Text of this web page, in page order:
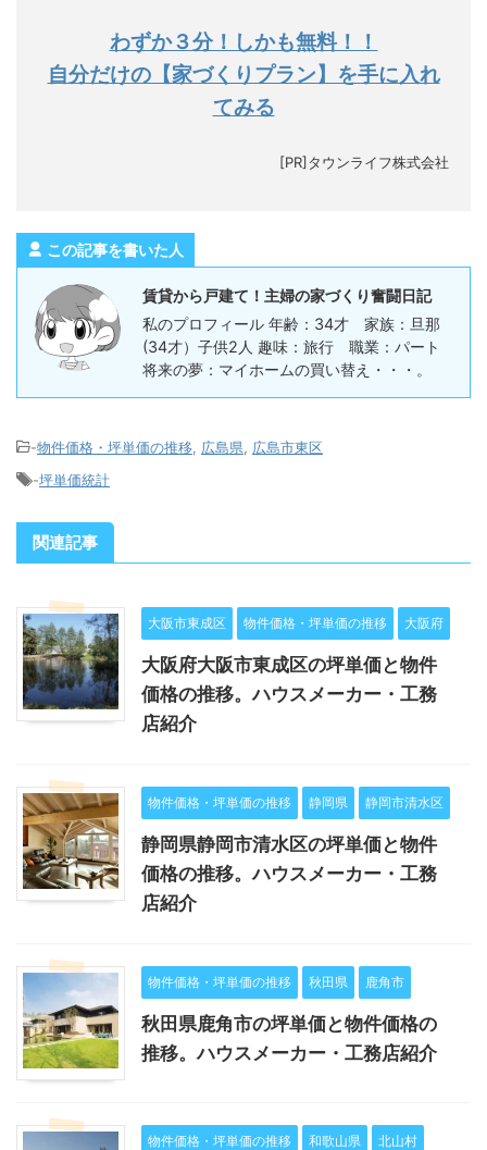
わずか３分！しかも無料！！
自分だけの【家づくりプラン】を手に入れ
てみる
[PR]タウンライフ株式会社
この記事を書いた人
賃貸から戸建て！主婦の家づくり奮闘日記
私のプロフィール 年齢：34才 家族：旦那
(34才）子供2人 趣味：旅行 職業：パート
将来の夢：マイホームの買い替え・・・。
-物件価格・坪単価の推移 広島県
広島市東区
-坪単価統計
関連記事
大阪市東成区 物件価格・坪単価の推移 大阪府
大阪府大阪市東成区の坪単価と物件
価格の推移。ハウスメーカー・工務
店紹介
物件価格・坪単価の推移 静岡県 静岡市清水区
静岡県静岡市清水区の坪単価と物件
価格の推移。ハウスメーカー・工務
店紹介
物件価格・坪単価の推移 秋田県 鹿角市
秋田県鹿角市の坪単価と物件価格の
推移。ハウスメーカー・工務店紹介
物件価格・坪単価の推移 和歌山県 北山村